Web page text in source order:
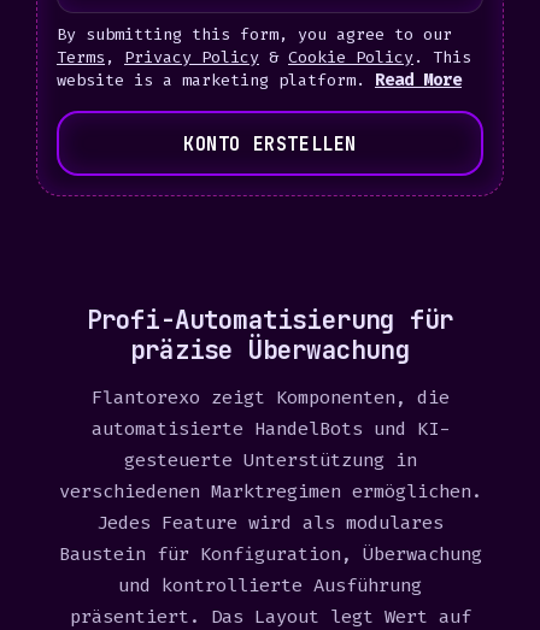
i
t
e
S
e
By submitting this form, you agree to our
Terms , Privacy Policy & Cookie Policy. This
website is a marketing platform. Read More
KONTO ERSTELLEN
Profi-Automatisierung für
präzise Überwachung
Flantorexo zeigt Komponenten, die
automatisierte HandelBots und KI-
gesteuerte Unterstützung in
verschiedenen Marktregimen ermöglichen.
Jedes Feature wird als modulares
Baustein für Konfiguration, Überwachung
und kontrollierte Ausführung
präsentiert. Das Layout legt Wert auf